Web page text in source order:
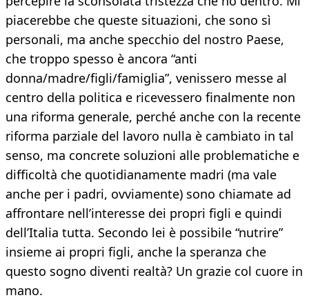
piacerebbe che queste situazioni, che sono sì
personali, ma anche specchio del nostro Paese,
che troppo spesso è ancora “anti
donna/madre/figli/famiglia”, venissero messe al
centro della politica e ricevessero finalmente non
una riforma generale, perché anche con la recente
riforma parziale del lavoro nulla è cambiato in tal
senso, ma concrete soluzioni alle problematiche e
difficoltà che quotidianamente madri (ma vale
anche per i padri, ovviamente) sono chiamate ad
affrontare nell’interesse dei propri figli e quindi
dell’Italia tutta. Secondo lei è possibile “nutrire”
insieme ai propri figli, anche la speranza che
questo sogno diventi realtà? Un grazie col cuore in
mano.